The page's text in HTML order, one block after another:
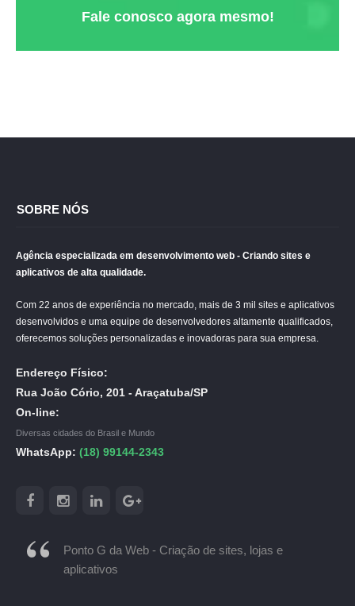
Fale conosco agora mesmo!
SOBRE NÓS
Agência especializada em desenvolvimento web - Criando sites e
aplicativos de alta qualidade.
Com 22 anos de experiência no mercado, mais de 3 mil sites e aplicativos
desenvolvidos e uma equipe de desenvolvedores altamente qualificados,
oferecemos soluções personalizadas e inovadoras para sua empresa.
Endereço Físico:
Rua João Cório, 201 - Araçatuba/SP
On-line:
Diversas cidades do Brasil e Mundo
WhatsApp: (18) 99144-2343
Ponto G da Web - Criação de sites, lojas e
aplicativos